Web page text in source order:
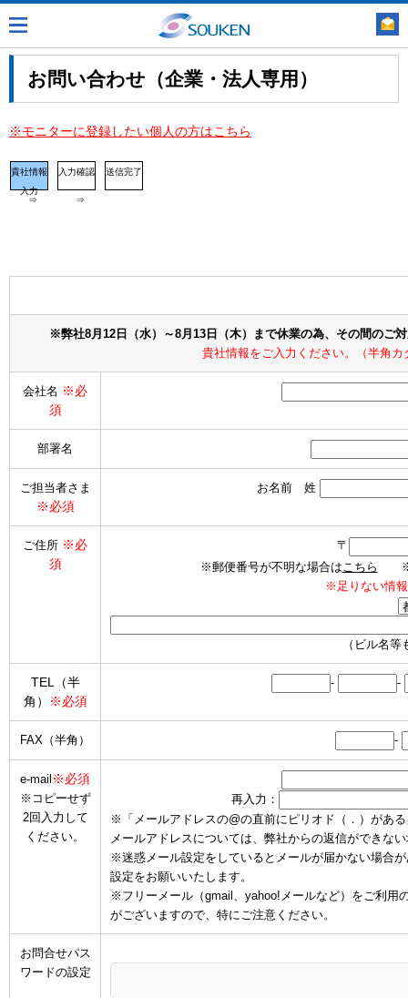
お問い合わせ（企業・法人専用）
※モニターに登録したい個人の方はこちら
貴社情報
入力
⇒
入力確認
⇒
送信完了
※弊社8月12日（水）～8月13日（木）まで休業の為、その間のご
貴社情報をご入力ください。（半角
会社名 ※必
須
部署名
ご担当者さま
※必須
お名前 姓
ご住所 ※必
須
〒
※郵便番号が不明な場合はこちら ※海
※足りない情
（ビル名
TEL（半
角）
※必須
- -
FAX（半角） -
e-mail ※必須
※コピーせず
2回入力して
ください。
再入力：
※「メールアドレスの@の直前にピリオド（．）があ
メールアドレスについては、弊社からの返信ができな
※迷惑メール設定をしているとメールが届かない場合
設定をお願いいたします。
※フリーメール（gmail、yahoo!メールなど）をご利用
がございますので、特にご注意ください。
お問合せパス
ワードの設定